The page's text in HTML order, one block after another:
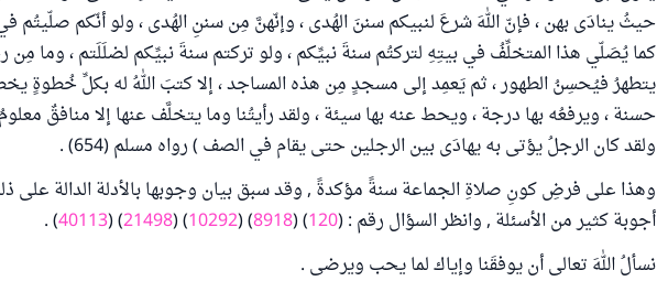
حيثُ ينادَى بهن ، فإنّ اللهَ شرعَ لنبيكم سننَ الهُدى ، وإنّهنَّ مِن سننِ الهُدى ، ولو أنّكم صلّيتُم
كما يُصَلّي هذا المتخلِّفُ في بيتِهِ لتركتُم سنةَ نبيِّكم ، ولو تركتم سنةَ نبيِّكم لضلَلَتم ، وما مِن
يتطهرُ فيُحسِنُ الطهور ، ثم يَعمِد إلى مسجدٍ مِن هذه المساجد ، إلا كتبَ اللهُ له بكلِّ خُطوةٍ
حسنة ، ويرفعُه بها درجة ، ويحط عنه بها سيئة ، ولقد رأيتُنا وما يتخلَّف عنها إلا منافقٌ معلومُ
ولقد كان الرجلُ يؤتى به يهادَى بين الرجلين حتى يقام في الصف ) رواه مسلم (654) .
وهذا على فرضِ كونِ صلاةِ الجماعة سنةً مؤكدةً , وقد سبق بيان وجوبها بالأدلة الدالة على
أجوبة كثير من الأسئلة , وانظر السؤال رقم : (120
) (
8918
) (
10292
) (
21498
) (
40113
) .
نسألُ اللهَ تعالى أن يوفقَنا وإياك لما يحب ويرضى .